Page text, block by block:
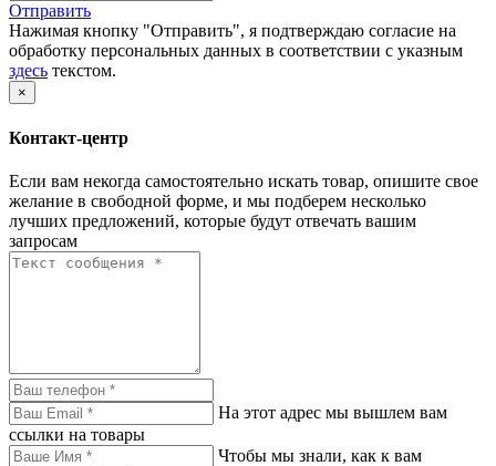
Отправить
Нажимая кнопку "Отправить", я подтверждаю согласие на
обработку персональных данных в соответствии с указным
здесь текстом.
×
Контакт-центр
Если вам некогда самостоятельно искать товар, опишите свое
желание в свободной форме, и мы подберем несколько
лучших предложений, которые будут отвечать вашим
запросам
На этот адрес мы вышлем вам
ссылки на товары
Чтобы мы знали, как к вам